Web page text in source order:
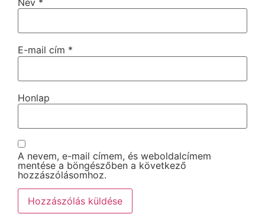
E-mail cím *
Honlap
A nevem, e-mail címem, és weboldalcímem
mentése a böngészőben a következő
hozzászólásomhoz.